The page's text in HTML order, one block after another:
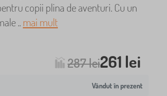
copii plina de aventuri. Cu un
..mai mult
287 lei261 lei
Vândut în prezent